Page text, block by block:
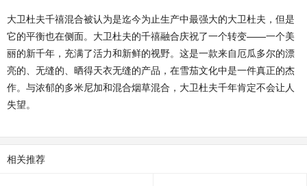
大卫杜夫千禧混合被认为是迄今为止生产中最强大的大卫杜夫，但是
它的平衡也在侧面。大卫杜夫的千禧融合庆祝了一个转变——一个美
丽的新千年，充满了活力和新鲜的视野。这是一款来自厄瓜多尔的漂
亮的、无缝的、晒得天衣无缝的产品，在雪茄文化中是一件真正的杰
作。与浓郁的多米尼加和混合烟草混合，大卫杜夫千年肯定不会让人
失望。
相关推荐